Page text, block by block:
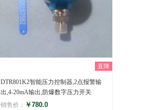
直降
DTR801K2智能压力控制器,2点报警输
出,4-20mA输出,防爆数字压力开关
销售价： ￥780.0